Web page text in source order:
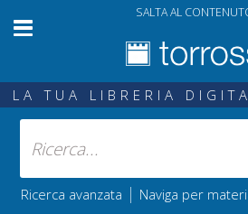
SALTA AL
LA TUA LIBRERIA
Ricerca avanzata | Naviga per